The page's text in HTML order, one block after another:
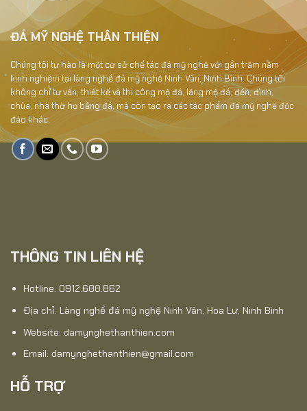
ĐÁ MỸ NGHỆ THÂN THIỆN
Chúng tôi tự hào là một cơ sở chế tác đá mỹ nghệ với gần trăm năm
kinh nghiệm tại làng nghề đá mỹ nghệ Ninh Vân, Ninh Bình. Chúng tôi
không chỉ tư vấn, thiết kế và thi công mộ đá, lăng mộ đá, đền, đình,
chùa, nhà thờ họ bằng đá, mà còn tạo ra các tác phẩm đá mỹ nghệ độc
đáo khác.
THÔNG TIN LIÊN HỆ
Hotline: 0912.688.862
Địa chỉ: Làng nghề đá mỹ nghệ Ninh Vân, Hoa Lư, Ninh Bình
Website: damynghethanthien.com
Email: damynghethanthien@gmail.com
HỖ TRỢ